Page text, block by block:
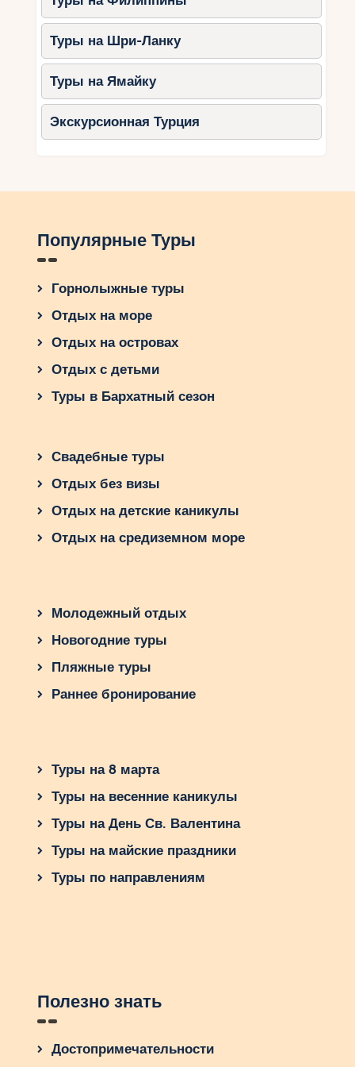
будете заботиться о своей безопасности и
безопасности окружающих.
Туры на Шри-Ланку
Туры на Ямайку
Экскурсионная Турция
Популярные Туры
Горнолыжные туры
Отдых на море
Отдых на островах
Отдых с детьми
Туры в Бархатный сезон
Свадебные туры
Отдых без визы
Отдых на детские каникулы
Отдых на средиземном море
Молодежный отдых
Новогодние туры
Пляжные туры
Раннее бронирование
Туры на 8 марта
Туры на весенние каникулы
Туры на День Св. Валентина
Туры на майские праздники
Туры по направлениям
Полезно знать
Достопримечательности